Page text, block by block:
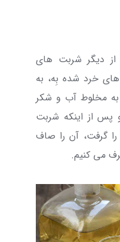
از دیگر شربت های
خرد شده بِه، به
به مخلوط آب و شکر
پس از اینکه شربت
گرفت، آن را صاف
می کنیم.